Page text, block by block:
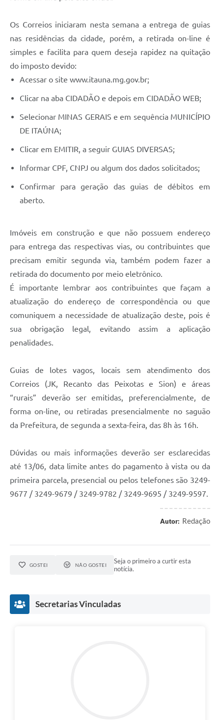
Os Correios iniciaram nesta semana a entrega de guias
nas residências da cidade, porém, a retirada on-line é
simples e facilita para quem deseja rapidez na quitação
do imposto devido:
Acessar o site www.itauna.mg.gov.br;
Clicar na aba CIDADÃO e depois em CIDADÃO WEB;
Selecionar MINAS GERAIS e em sequência MUNICÍPIO
DE ITAÚNA;
Clicar em EMITIR, a seguir GUIAS DIVERSAS;
Informar CPF, CNPJ ou algum dos dados solicitados;
Confirmar para geração das guias de débitos em
aberto.
Imóveis em construção e que não possuem endereço
para entrega das respectivas vias, ou contribuintes que
precisam emitir segunda via, também podem fazer a
retirada do documento por meio eletrônico.
É importante lembrar aos contribuintes que façam a
atualização do endereço de correspondência ou que
comuniquem a necessidade de atualização deste, pois é
sua obrigação legal, evitando assim a aplicação
penalidades.
Guias de lotes vagos, locais sem atendimento dos
Correios (JK, Recanto das Peixotas e Sion) e áreas
“rurais” deverão ser emitidas, preferencialmente, de
forma on-line, ou retiradas presencialmente no saguão
da Prefeitura, de segunda a sexta-feira, das 8h às 16h.
Dúvidas ou mais informações deverão ser esclarecidas
até 13/06, data limite antes do pagamento à vista ou da
primeira parcela, presencial ou pelos telefones são 3249-
9677 / 3249-9679 / 3249-9782 / 3249-9695 / 3249-9597.
Autor: Redação
GOSTEI NÃO GOSTEI
Seja o primeiro a curtir esta
notícia.
Secretarias Vinculadas